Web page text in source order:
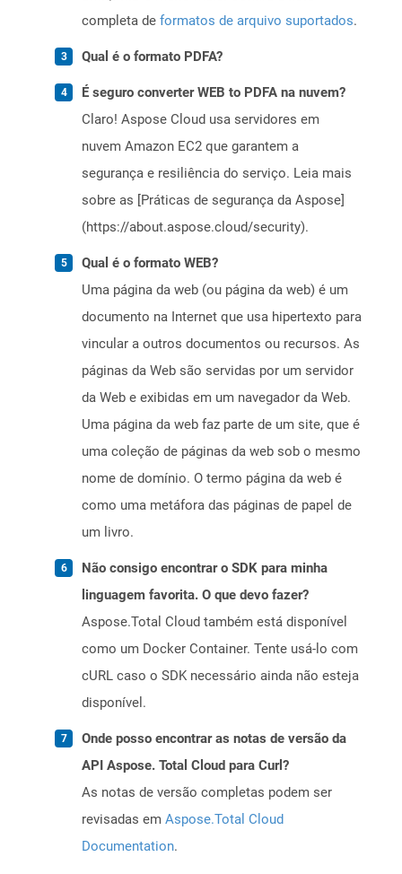
completa de formatos de arquivo suportados.
Qual é o formato PDFA?
É seguro converter WEB to PDFA na nuvem?
Claro! Aspose Cloud usa servidores em
nuvem Amazon EC2 que garantem a
segurança e resiliência do serviço. Leia mais
sobre as [Práticas de segurança da Aspose]
(https://about.aspose.cloud/security).
Qual é o formato WEB?
Uma página da web (ou página da web) é um
documento na Internet que usa hipertexto para
vincular a outros documentos ou recursos. As
páginas da Web são servidas por um servidor
da Web e exibidas em um navegador da Web.
Uma página da web faz parte de um site, que é
uma coleção de páginas da web sob o mesmo
nome de domínio. O termo página da web é
como uma metáfora das páginas de papel de
um livro.
Não consigo encontrar o SDK para minha
linguagem favorita. O que devo fazer?
Aspose.Total Cloud também está disponível
como um Docker Container. Tente usá-lo com
cURL caso o SDK necessário ainda não esteja
disponível.
Onde posso encontrar as notas de versão da
API Aspose. Total Cloud para Curl?
As notas de versão completas podem ser
revisadas em Aspose.Total Cloud
Documentation.